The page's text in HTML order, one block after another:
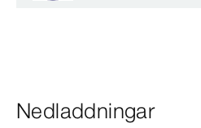
Nedladdningar